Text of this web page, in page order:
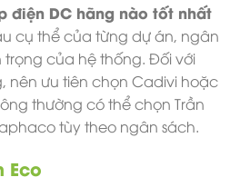
điện DC hãng nào tốt nhất
cụ thể của từng dự án, ngân
của hệ thống. Đối với
nên ưu tiên chọn Cadivi hoặc
thường có thể chọn Trần
tùy theo ngân sách.
Eco